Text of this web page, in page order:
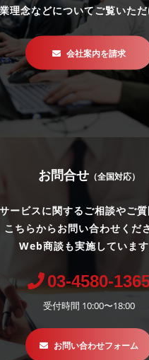
理念などについてご覧いただ
会社案内を請求
お問合せ （全国対応）
サービスに関するご相談やご
こちらからお問い合わせくだ
Web商談も実施しています
03-4580-
受付時間 10:00〜18:00
お問い合わせフォーム